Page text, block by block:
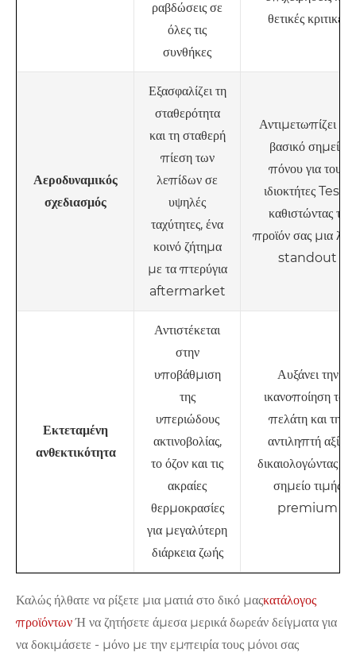
ραβδώσεις σε
όλες τις
συνθήκες
θετικές κριτικές
Αεροδυναμικός
σχεδιασμός
Εξασφαλίζει τη
σταθερότητα
και τη σταθερή
πίεση των
λεπίδων σε
υψηλές
ταχύτητες, ένα
κοινό ζήτημα
με τα πτερύγια
aftermarket
Αντιμετωπίζει ένα
βασικό σημείο
πόνου για τους
ιδιοκτήτες Tesla,
καθιστώντας το
προϊόν σας μια
standout
Εκτεταμένη
ανθεκτικότητα
Αντιστέκεται
στην
υποβάθμιση
της
υπεριώδους
ακτινοβολίας,
το όζον και τις
ακραίες
θερμοκρασίες
για μεγαλύτερη
διάρκεια ζωής
Αυξάνει την
ικανοποίηση του
πελάτη και την
αντιληπτή αξία,
δικαιολογώντας
σημείο τιμής
premium
Καλώς ήλθατε να ρίξετε μια ματιά στο δικό μαςκατάλογος
προϊόντωνΉ να ζητήσετε άμεσα μερικά δωρεάν δείγματα για
να δοκιμάσετε - μόνο με την εμπειρία τους μόνοι σας